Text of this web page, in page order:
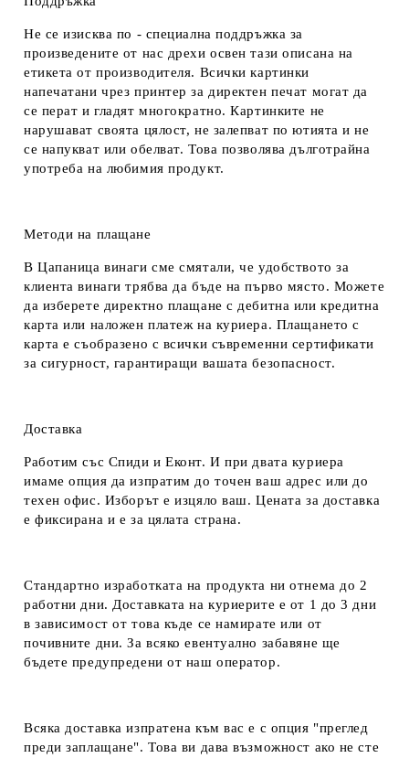
Не се изисква по - специална поддръжка за
произведените от нас дрехи освен тази описана на
етикета от производителя. Всички картинки
напечатани чрез принтер за директен печат могат да
се перат и гладят многократно. Картинките не
нарушават своята цялост, не залепват по ютията и не
се напукват или обелват. Това позволява дълготрайна
употреба на любимия продукт.
Методи на плащане
В Цапаница винаги сме смятали, че удобството за
клиента винаги трябва да бъде на първо място. Можете
да изберете директно плащане с дебитна или кредитна
карта или наложен платеж на куриера. Плащането с
карта е съобразено с всички съвременни сертификати
за сигурност, гарантиращи вашата безопасност.
Доставка
Работим със Спиди и Еконт. И при двата куриера
имаме опция да изпратим до точен ваш адрес или до
техен офис. Изборът е изцяло ваш. Цената за доставка
е фиксирана и е за цялата страна.
Стандартно изработката на продукта ни отнема до 2
работни дни. Доставката на куриерите е от 1 до 3 дни
в зависимост от това къде се намирате или от
почивните дни. За всяко евентуално забавяне ще
бъдете предупредени от наш оператор.
Всяка доставка изпратена към вас е с опция "преглед
преди заплащане". Това ви дава възможност ако не сте